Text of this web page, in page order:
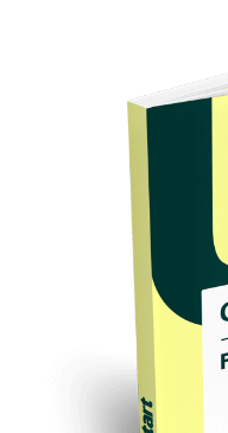
peuvent choisir
Le choix du
peut vous
nombreuses